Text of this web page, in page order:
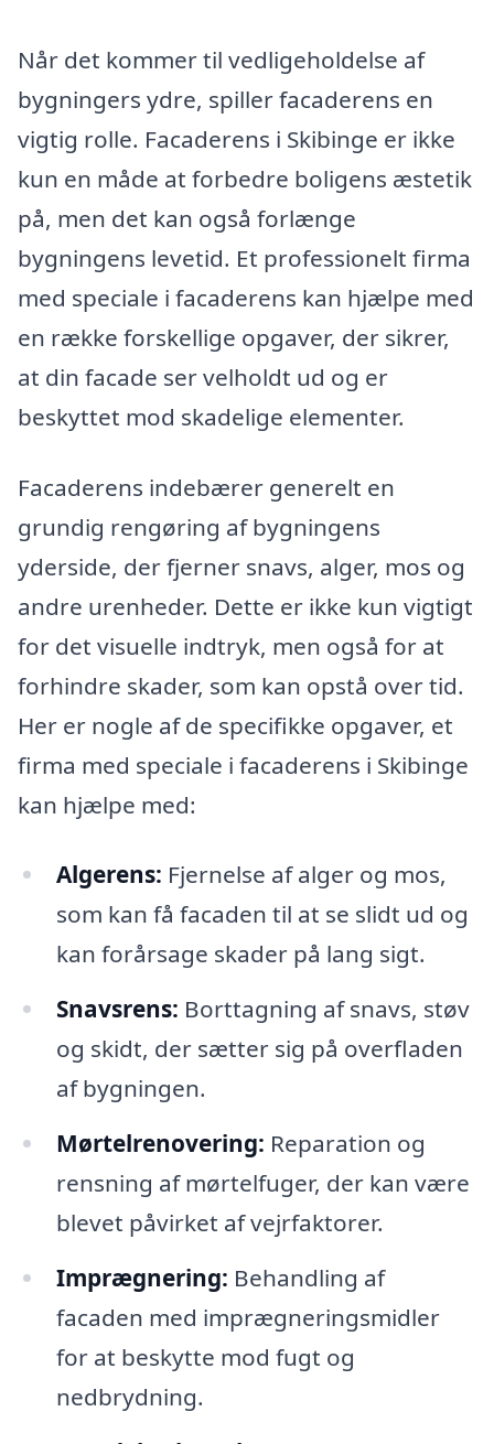
Når det kommer til vedligeholdelse af
bygningers ydre, spiller facaderens en
vigtig rolle. Facaderens i Skibinge er ikke
kun en måde at forbedre boligens æstetik
på, men det kan også forlænge
bygningens levetid. Et professionelt firma
med speciale i facaderens kan hjælpe med
en række forskellige opgaver, der sikrer,
at din facade ser velholdt ud og er
beskyttet mod skadelige elementer.
Facaderens indebærer generelt en
grundig rengøring af bygningens
yderside, der fjerner snavs, alger, mos og
andre urenheder. Dette er ikke kun vigtigt
for det visuelle indtryk, men også for at
forhindre skader, som kan opstå over tid.
Her er nogle af de specifikke opgaver, et
firma med speciale i facaderens i Skibinge
kan hjælpe med:
Algerens: Fjernelse af alger og mos,
som kan få facaden til at se slidt ud og
kan forårsage skader på lang sigt.
Snavsrens: Borttagning af snavs, støv
og skidt, der sætter sig på overfladen
af bygningen.
Mørtelrenovering: Reparation og
rensning af mørtelfuger, der kan være
blevet påvirket af vejrfaktorer.
Imprægnering: Behandling af
facaden med imprægneringsmidler
for at beskytte mod fugt og
nedbrydning.